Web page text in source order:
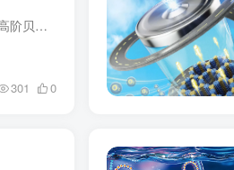
用于灵活控制贝塞尔光束生成的 Moiré 元器件 高阶贝塞尔光束由于其独特的非衍射、自愈和轨道角动量携带能力，在大多数稳定的远程光量子通信中具有极大的兴趣。到目前为止，基于贝塞尔光束发生...
301 0